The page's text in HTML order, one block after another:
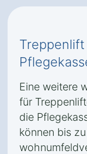
Eine weitere
für
die
können bis